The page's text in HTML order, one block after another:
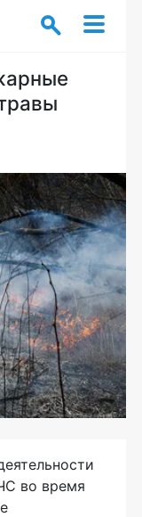
во время